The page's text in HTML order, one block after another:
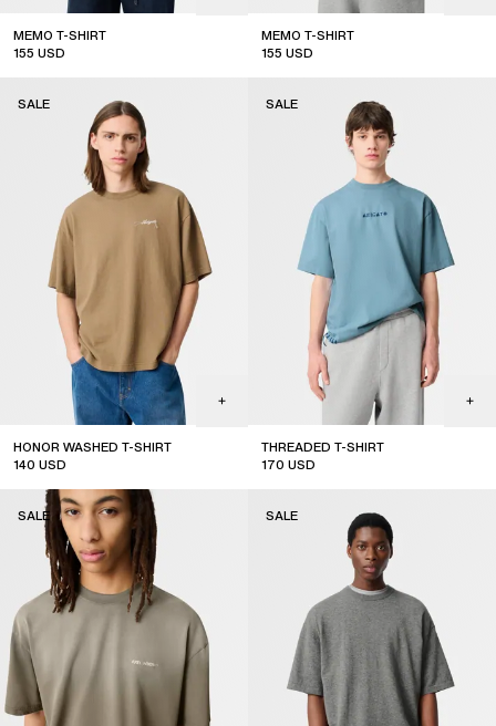
MEMO T-SHIRT
155 USD
MEMO T-SHIRT
155 USD
HONOR WASHED T-SHIRT
140 USD
SALE
THREADED T-SHIRT
170 USD
SALE
SALE SALE